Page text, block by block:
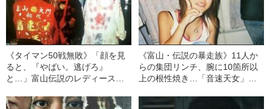
《タイマン50戦無敗》「顔を見
ると、『やばい。逃げろ』
と…」富山伝説のレディース初
ー制圧と朝までのバイク暴走
《富山・伝説の暴走族》11人か
らの集団リンチ、腕に10箇所以
上の根性焼き…「音速天女」初